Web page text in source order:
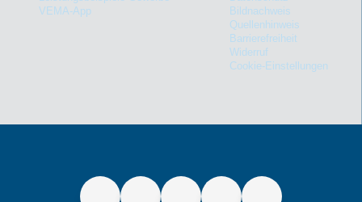
VEMA-App
Bildnachweis
Quellenhinweis
Barrierefreiheit
Widerruf
Cookie-Einstellungen